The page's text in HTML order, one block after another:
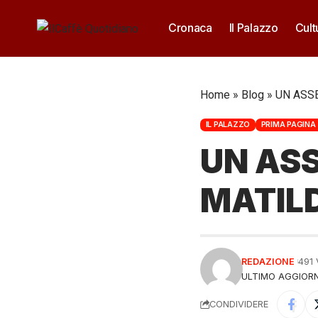
Cronaca Il Palazzo
Home » Blog » UN
IL PALAZZO PRIMA PAGINA
UN
ULTIMO
REDAZIONE 491
CONDIVIDERE